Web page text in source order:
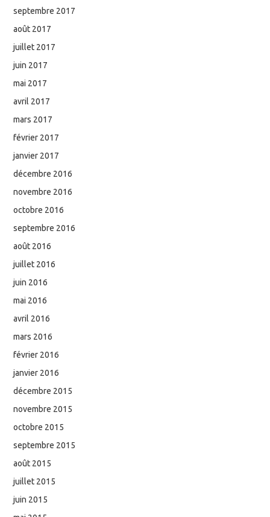
septembre 2017
août 2017
juillet 2017
juin 2017
mai 2017
avril 2017
mars 2017
février 2017
janvier 2017
décembre 2016
novembre 2016
octobre 2016
septembre 2016
août 2016
juillet 2016
juin 2016
mai 2016
avril 2016
mars 2016
février 2016
janvier 2016
décembre 2015
novembre 2015
octobre 2015
septembre 2015
août 2015
juillet 2015
juin 2015